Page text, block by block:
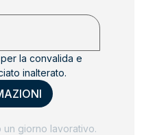
la convalida e
inalterato.
giorno lavorativo.